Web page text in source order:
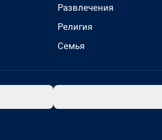
Развлечения
Религия
Семья